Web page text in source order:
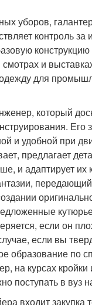
уборов,
контроль за
и
для
который
Его
и удобной при
предлагает
и адаптирует
если он
если вы
образование по
на курсах
поступать в вуз
входит закупка